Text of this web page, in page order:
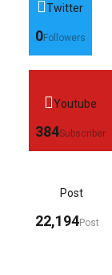
Twitter
0Followers
Youtube
384Subscriber
Post
22,194Post